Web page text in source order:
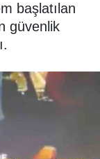
başlatılan
güvenlik